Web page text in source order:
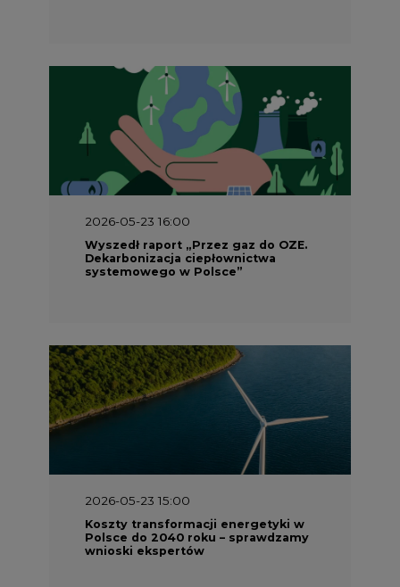
2026-05-23 16:00
Wyszedł raport „Przez gaz do OZE.
Dekarbonizacja ciepłownictwa
systemowego w Polsce”
2026-05-23 15:00
Koszty transformacji energetyki w
Polsce do 2040 roku – sprawdzamy
wnioski ekspertów